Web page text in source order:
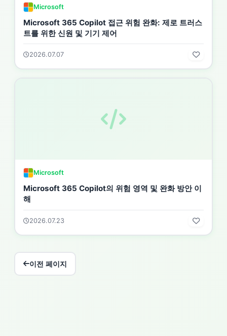
Microsoft
Microsoft 365 Copilot 접근 위험 완화: 제로 트러스
트를 위한 신원 및 기기 제어
2026.07.07
Microsoft
Microsoft 365 Copilot의 위험 영역 및 완화 방안 이
해
2026.07.23
이전 페이지